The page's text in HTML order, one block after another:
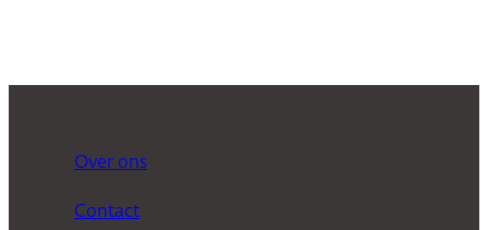
Over ons
Contact